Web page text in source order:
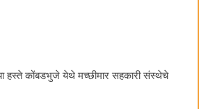
हस्ते कोंबडभुजे येथे मच्छीमार सहकारी संस्थेचे